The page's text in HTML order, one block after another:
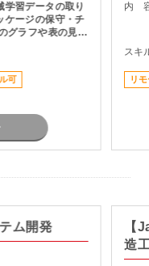
学習データの取り
ケージの保守・チ
グラフや表の見栄
バーへの知見・技
可
内
スキ
リ
ム開発
【
造